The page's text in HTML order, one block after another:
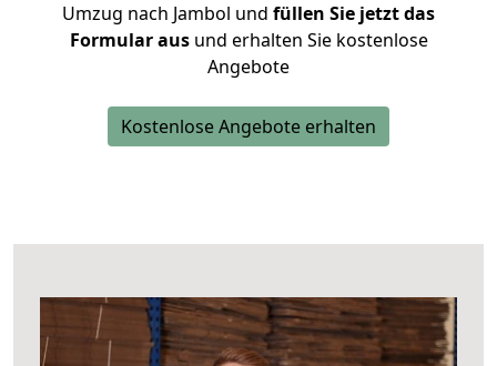
Umzug nach Jambol und füllen Sie jetzt das
Formular ausund erhalten Sie kostenlose
Angebote
Kostenlose Angebote erhalten